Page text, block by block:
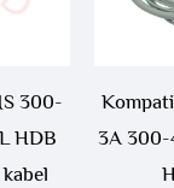
300-
HDB
3A